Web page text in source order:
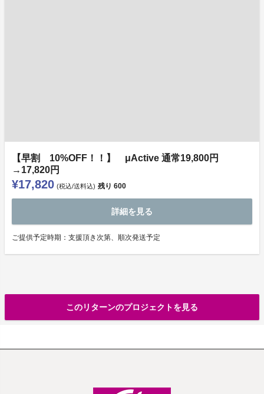
【早割 10%OFF！！】 μActive 通常19,800円
→17,820円
¥17,820 (税込/送料込) 残り 600
詳細を見る
ご提供予定時期：支援頂き次第、順次発送予定
このリターンのプロジェクトを見る